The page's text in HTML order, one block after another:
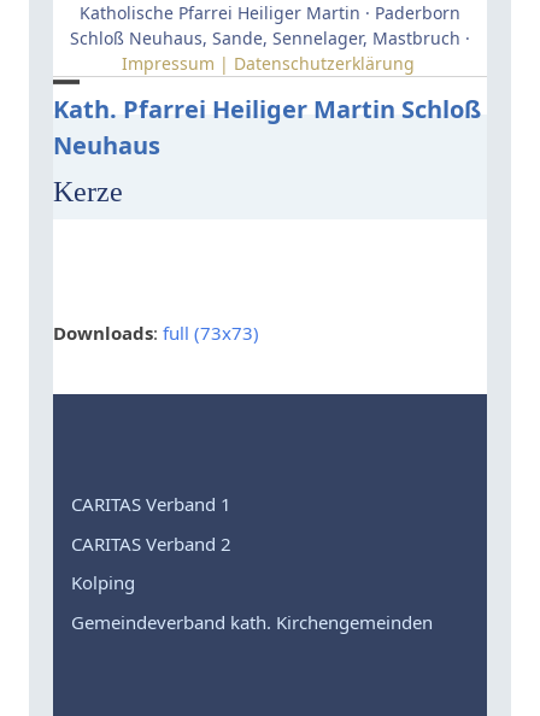
Katholische Pfarrei Heiliger Martin · Paderborn
Schloß Neuhaus, Sande, Sennelager, Mastbruch ·
Impressum | Datenschutzerklärung
Kath. Pfarrei Heiliger Martin Schloß
Neuhaus
Open
mobile
menu
Close
mobile
menu
Kerze
Downloads: full (73x73)
CARITAS Verband 1
CARITAS Verband 2
Kolping
Gemeindeverband kath. Kirchengemeinden